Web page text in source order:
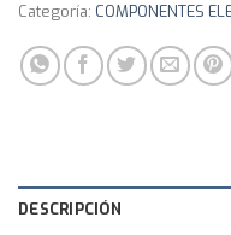
Categoría: COMPONENTES
DESCRIPCIÓN